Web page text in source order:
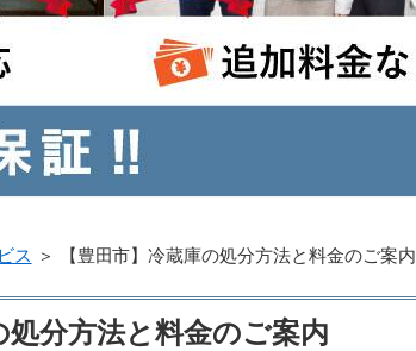
ス ＞ 【豊田市】冷蔵庫の処分方法と料金のご案内
処分方法と料金のご案内